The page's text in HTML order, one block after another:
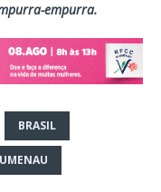
empurra.
BRASIL